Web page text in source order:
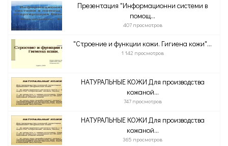
Презентация "Информационни системи в
помощ...
407 просмотров
"Строение и функции кожи. Гигиена кожи"...
1 142 просмотров
НАТУРАЛЬНЫЕ КОЖИ Для производства
кожаной...
747 просмотров
НАТУРАЛЬНЫЕ КОЖИ Для производства
кожаной...
365 просмотров